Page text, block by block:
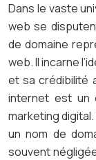
Dans le vaste
web se
de domaine
web. Il incarne
et sa crédibilité
internet est un
marketing digital.
un nom de
souvent